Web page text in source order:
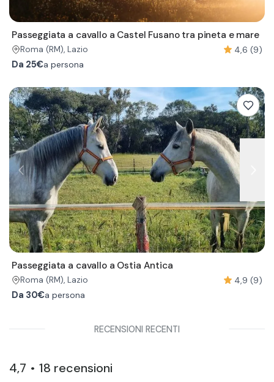
Passeggiata a cavallo a Castel Fusano tra pineta e mare
Roma (RM), Lazio
4,6 (9)
Da 25€a persona
Passeggiata a cavallo a Ostia Antica
Roma (RM), Lazio
4,9 (9)
Da 30€a persona
RECENSIONI RECENTI
4,7 • 18 recensioni